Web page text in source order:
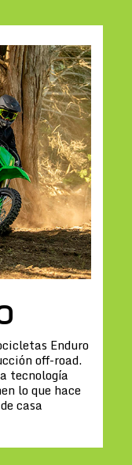
Enduro
off-road.
tecnología
lo que hace
casa